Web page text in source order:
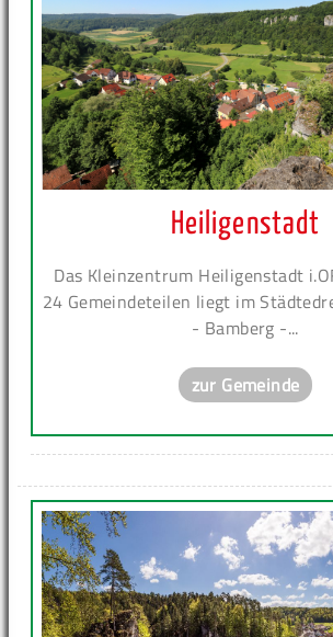
Heiligenstadt
Das Kleinzentrum Heiligenstadt
24 Gemeindeteilen liegt im
- Bamberg -...
zur Gemeinde